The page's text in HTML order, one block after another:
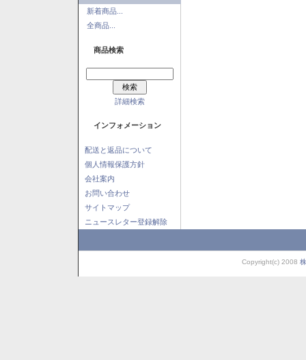
新着商品...
全商品...
商品検索
詳細検索
インフォメーション
配送と返品について
個人情報保護方針
会社案内
お問い合わせ
サイトマップ
ニュースレター登録解除
Copyright(c) 2008